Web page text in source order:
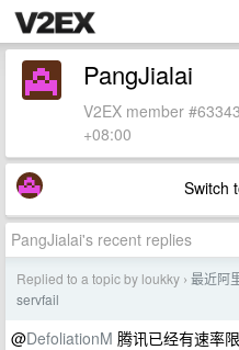
PangJialai
V2EX member
+08:00
Switch
PangJialai's recent replies
Replied to a topic by loukky › 最近阿
servfail
@DefoliationM 腾讯已经有速率